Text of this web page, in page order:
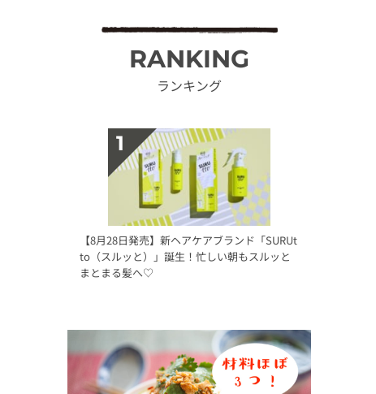
RANKING
ランキング
【8月28日発売】新ヘアケアブランド「SURUt
to（スルッと）」誕生！忙しい朝もスルッと
まとまる髪へ♡